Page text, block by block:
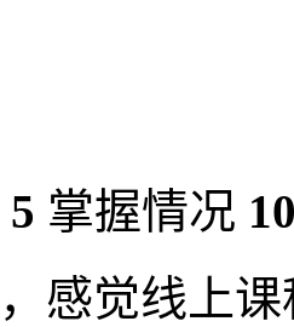
5 掌握情况
感觉线上